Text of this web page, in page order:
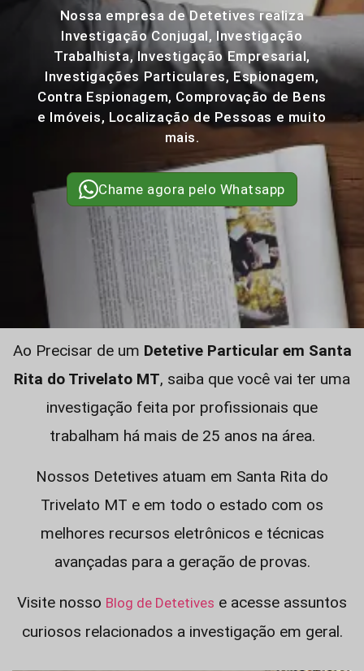
Nossa empresa de Detetives realiza
Investigação Conjugal, Investigação
Trabalhista, Investigação Empresarial,
Investigações Particulares, Espionagem,
Contra Espionagem, Comprovação de Bens
e Imóveis, Localização de Pessoas e muito
mais.
Chame agora pelo Whatsapp
Ao Precisar de um Detetive Particular em Santa
Rita do Trivelato MT, saiba que você vai ter uma
investigação feita por profissionais que
trabalham há mais de 25 anos na área.
Nossos Detetives atuam em Santa Rita do
Trivelato MT e em todo o estado com os
melhores recursos eletrônicos e técnicas
avançadas para a geração de provas.
Visite nosso Blog de Detetives e acesse assuntos
curiosos relacionados a investigação em geral.